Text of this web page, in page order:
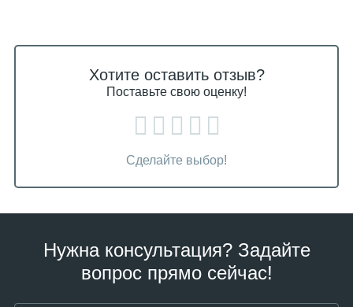
Хотите оставить отзыв?
Поставьте свою оценку!
Сделайте выбор!
Нужна консультация? Задайте
вопрос прямо сейчас!